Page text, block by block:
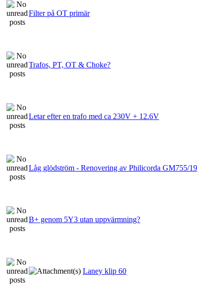
Filter på OT primär
Trafos, PT, OT & Choke?
Letar efter en trafo med ca 230V + 12.6V
Låg glödström - Renovering av Philicorda GM755/19
B+ genom 5Y3 utan uppvärmning?
Laney klip 60